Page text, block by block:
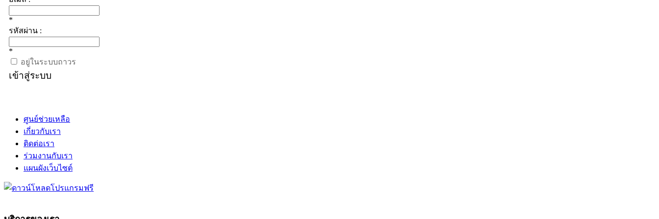
*
รหัสผ่าน :
*
อยู่ในระบบถาวร
เข้าสู่ระบบ
ศูนย์ช่วยเหลือ
เกี่ยวกับเรา
ติดต่อเรา
ร่วมงานกับเรา
แผนผังเว็บไซต์